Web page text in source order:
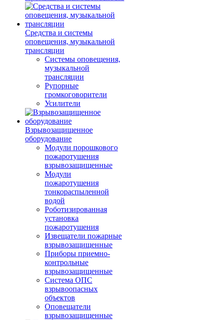
Средства и системы
оповещения, музыкальной
трансляции
Системы оповещения,
музыкальной
трансляции
Рупорные
громкоговорители
Усилители
Взрывозащищенное
оборудование
Модули порошкового
пожаротушения
взрывозащищенные
Модули
пожаротушения
тонкораспыленной
водой
Роботизированная
установка
пожаротушения
Извещатели пожарные
взрывозащищенные
Приборы приемно-
контрольные
взрывозащищенные
Система ОПС
взрывоопасных
объектов
Оповещатели
взрывозащищенные